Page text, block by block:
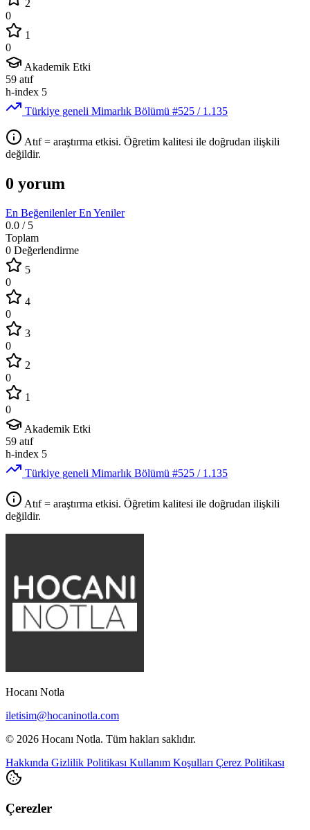
2
0
1
0
Akademik Etki
59 atıf
h-index 5
Türkiye geneli Mimarlık Bölümü #525 / 1.135
Atıf = araştırma etkisi. Öğretim kalitesi ile doğrudan ilişkili
değildir.
0 yorum
En BeğenilenlerEn Yeniler
0.0 / 5
Toplam
0 Değerlendirme
5
0
4
0
3
0
2
0
1
0
Akademik Etki
59 atıf
h-index 5
Türkiye geneli Mimarlık Bölümü #525 / 1.135
Atıf = araştırma etkisi. Öğretim kalitesi ile doğrudan ilişkili
değildir.
Hocanı Notla
iletisim@hocaninotla.com
© 2026 Hocanı Notla. Tüm hakları saklıdır.
Hakkında Gizlilik Politikası Kullanım Koşulları Çerez Politikası
Çerezler